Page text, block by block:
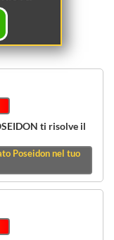
ti risolve il
Poseidon nel tuo